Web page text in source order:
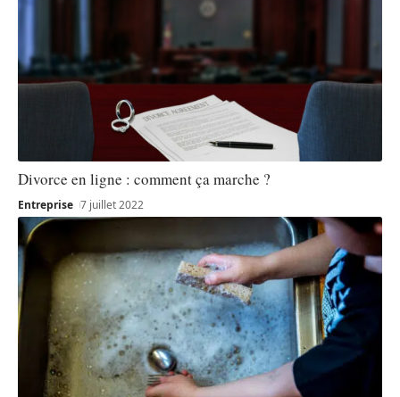
Divorce en ligne : comment ça marche ?
Entreprise 7 juillet 2022